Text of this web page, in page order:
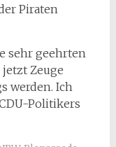
Piraten
sehr geehrten
Zeuge
werden. Ich
Politikers